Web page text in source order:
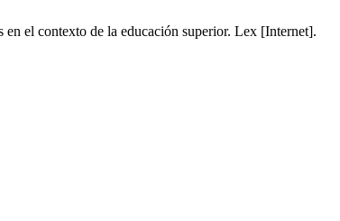
el contexto de la educación superior. Lex [Internet].